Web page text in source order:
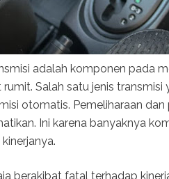
adalah komponen pada
Salah satu jenis
otomatis. Pemeliharaan dan
Ini karena banyaknya
berakibat fatal terhadap